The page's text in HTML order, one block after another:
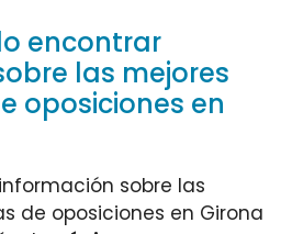
encontrar
las mejores
oposiciones en
sobre las
de oposiciones en Girona